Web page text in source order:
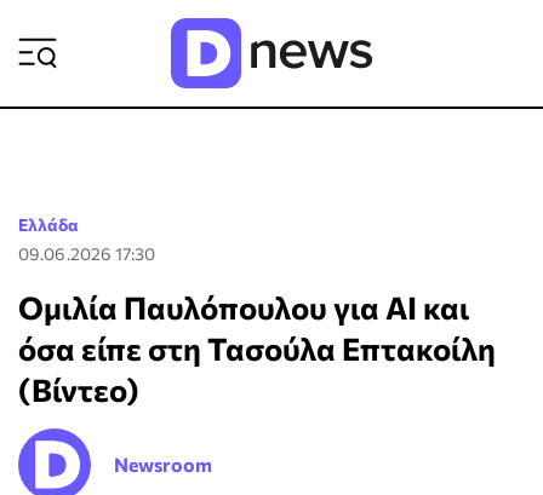
Ελλάδα
09.06.2026 17:30
Ομιλία Παυλόπουλου για AI και
όσα είπε στη Τασούλα Επτακοίλη
(Βίντεο)
Newsroom